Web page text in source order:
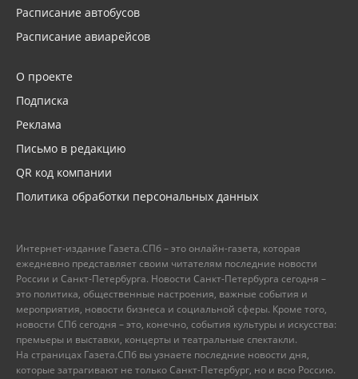
Расписание автобусов
Расписание авиарейсов
О проекте
Подписка
Реклама
Письмо в редакцию
QR код компании
Политика обработки персональных данных
Интернет-издание Газета.СПб – это онлайн-газета, которая
ежедневно представляет своим читателям последние новости
России и Санкт-Петербурга. Новости Санкт-Петербурга сегодня –
это политика, общественные настроения, важные события и
мероприятия, новости бизнеса и социальной сферы. Кроме того,
новости СПб сегодня – это, конечно, события культуры и искусства:
премьеры и выставки, концерты и театральные спектакли.
На страницах Газета.СПб вы узнаете последние новости дня,
которые затрагивают не только Санкт-Петербург, но и всю Россию.